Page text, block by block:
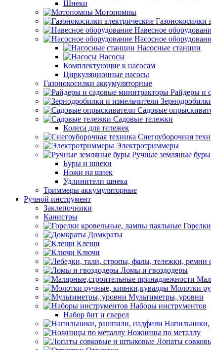
Шнеки
Мотопомпы
Газонокосилки
Навесное
Насосное
Насосные станции
Насосы
Комплектующие к насосам
Циркуляционные насосы
Газонокосилки аккумуляторные
Райдеры и
Садовые
Садовые тележки
Колеса для тележек
Снегоуборочная
Электротриммеры
Ручные земляные буры
Буры и шнеки
Ножи на шнек
Удлинители шнека
Триммеры аккумуляторные
Ручной инструмент
Заклепочники
Канистры
Домкраты
Клещи
Ключи
Ломы и гвоздодеры
Молотки
Мультиметры, уровни
Наборы инструментов
Набор бит и сверел
Ножницы по металлу
Лопаты